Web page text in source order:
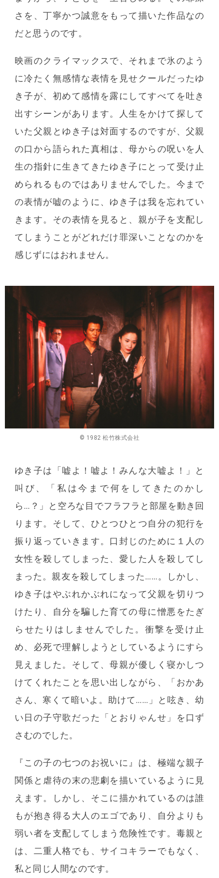
さを、丁寧かつ誠意をもって描いた作品なの
だと思うのです。
映画のクライマックスで、それまで氷のよう
に冷たく無感情な表情を見せクールだったゆ
き子が、初めて感情を露にしてすべてを吐き
出すシーンがあります。人生をかけて探して
いた父親とゆき子は対面するのですが、父親
の口から語られた真相は、母からの呪いを人
生の指針に生きてきたゆき子にとって受け止
められるものではありませんでした。今まで
の表情が嘘のように、ゆき子は我を忘れてい
きます。その表情を見ると、親が子を支配し
てしまうことがどれだけ罪深いことなのかを
感じずにはおれません。
© 1982 松竹株式会社
ゆき子は「嘘よ！嘘よ！みんな大嘘よ！」と
叫び、「私は今まで何をしてきたのかし
ら…？」と空ろな目でフラフラと部屋を動き回
ります。そして、ひとつひとつ自分の犯行を
振り返っていきます。口封じのために１人の
女性を殺してしまった、愛した人を殺してし
まった。親友を殺してしまった……。しかし、
ゆき子はやぶれかぶれになって父親を切りつ
けたり、自分を騙した育ての母に憎悪をたぎ
らせたりはしませんでした。衝撃を受け止
め、必死で理解しようとしているようにすら
見えました。そして、母親が優しく寝かしつ
けてくれたことを思い出しながら、「おかあ
さん、寒くて暗いよ。助けて……」と呟き、幼
い日の子守歌だった「とおりゃんせ」を口ず
さむのでした。
『この子の七つのお祝いに』は、極端な親子
関係と虐待の末の悲劇を描いているように見
えます。しかし、そこに描かれているのは誰
もが抱き得る大人のエゴであり、自分よりも
弱い者を支配してしまう危険性です。毒親と
は、二重人格でも、サイコキラーでもなく、
私と同じ人間なのです。